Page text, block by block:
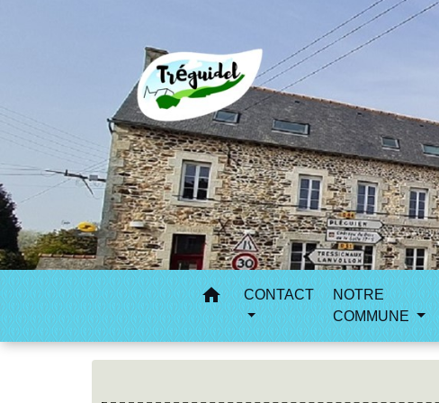
home CONTACT
NOTRE
COMMUNE